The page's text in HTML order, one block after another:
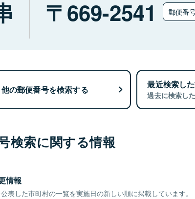
669-2541 郵便番
他の郵便番号を検索する 最近検索し
過去に検索し
検索に関する情報
情報
表した市町村の一覧を実施日の新しい順に掲載しています。